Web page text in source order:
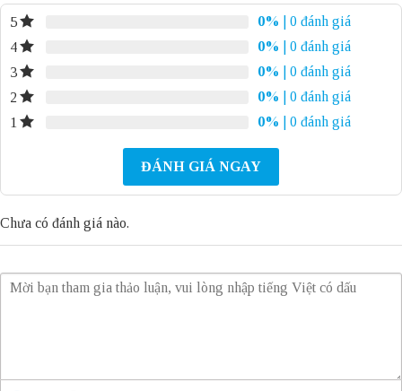
5 0%
| 0 đánh giá
4
0%
| 0 đánh giá
3
0%
| 0 đánh giá
2
0%
| 0 đánh giá
1
0% | 0 đánh giá
ĐÁNH GIÁ NGAY
Chưa có đánh giá nào.